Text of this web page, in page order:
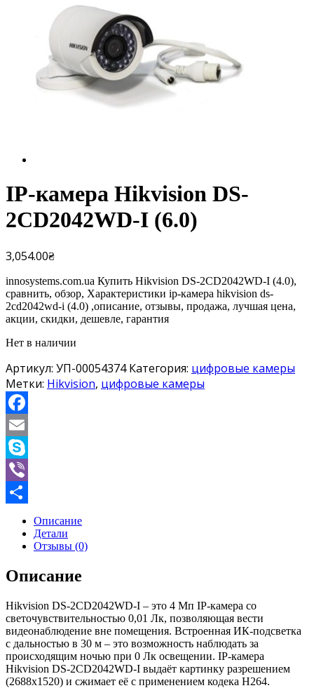
IP-камера Hikvision DS-
2CD2042WD-I (6.0)
3,054.00₴
innosystems.com.ua Купить Hikvision DS-2CD2042WD-I (4.0),
сравнить, обзор, Характеристики ip-камера hikvision ds-
2cd2042wd-i (4.0) ,описание, отзывы, продажа, лучшая цена,
акции, скидки, дешевле, гарантия
Нет в наличии
Артикул: УП-00054374 Категория: цифровые камеры
Метки: Hikvision, цифровые камеры
Facebook
Email
Skype
Viber
Отправить
Описание
Детали
Отзывы (0)
Описание
Hikvision DS-2CD2042WD-I – это 4 Mп IP-камера со
светочувствительностью 0,01 Лк, позволяющая вести
видеонаблюдение вне помещения. Встроенная ИК-подсветка
с дальностью в 30 м – это возможность наблюдать за
происходящим ночью при 0 Лк освещении. IP-камера
Hikvision DS-2CD2042WD-I выдаёт картинку разрешением
(2688х1520) и сжимает её с применением кодека H264.